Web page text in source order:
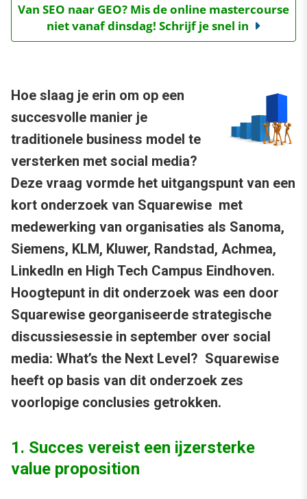
Van SEO naar GEO? Mis de online mastercourse
niet vanaf dinsdag! Schrijf je snel in
Hoe slaag je erin om op een
succesvolle manier je
traditionele business model te
versterken met social media?
Deze vraag vormde het uitgangspunt van een
kort onderzoek van Squarewise met
medewerking van organisaties als Sanoma,
Siemens, KLM, Kluwer, Randstad, Achmea,
LinkedIn en High Tech Campus Eindhoven.
Hoogtepunt in dit onderzoek was een door
Squarewise georganiseerde strategische
discussiesessie in september over social
media: What’s the Next Level? Squarewise
heeft op basis van dit onderzoek zes
voorlopige conclusies getrokken.
1. Succes vereist een ijzersterke
value proposition